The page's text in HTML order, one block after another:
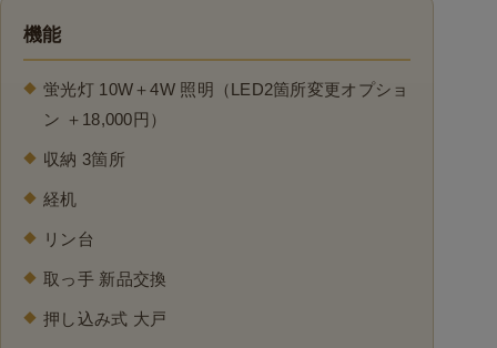
機能
蛍光灯 10W＋4W 照明（LED2箇所変更オプショ
ン ＋18,000円）
収納 3箇所
経机
リン台
取っ手 新品交換
押し込み式 大戸